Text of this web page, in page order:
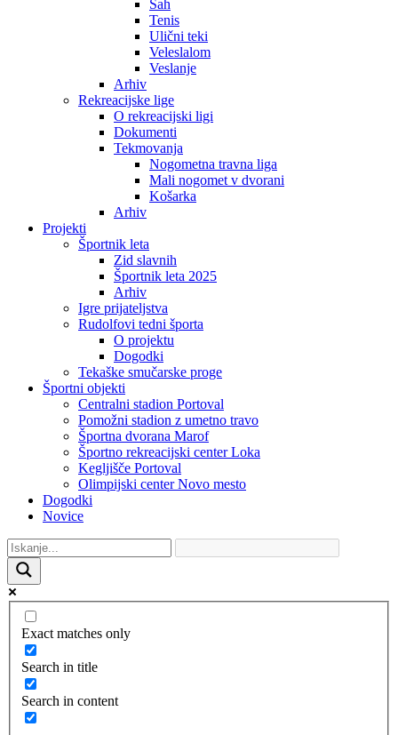
Šah
Tenis
Ulični teki
Veleslalom
Veslanje
Arhiv
Rekreacijske lige
O rekreacijski ligi
Dokumenti
Tekmovanja
Nogometna travna liga
Mali nogomet v dvorani
Košarka
Arhiv
Projekti
Športnik leta
Zid slavnih
Športnik leta 2025
Arhiv
Igre prijateljstva
Rudolfovi tedni športa
O projektu
Dogodki
Tekaške smučarske proge
Športni objekti
Centralni stadion Portoval
Pomožni stadion z umetno travo
Športna dvorana Marof
Športno rekreacijski center Loka
Kegljišče Portoval
Olimpijski center Novo mesto
Dogodki
Novice
Exact matches only
Search in title
Search in content